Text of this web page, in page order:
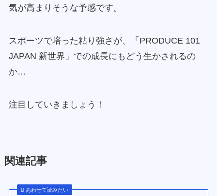
気が高まりそうな予感です。
スポーツで培った粘り強さが、「PRODUCE 101
JAPAN 新世界」での成長にもどう生かされるの
か…
注目していきましょう！
関連記事
あわせて読みたい